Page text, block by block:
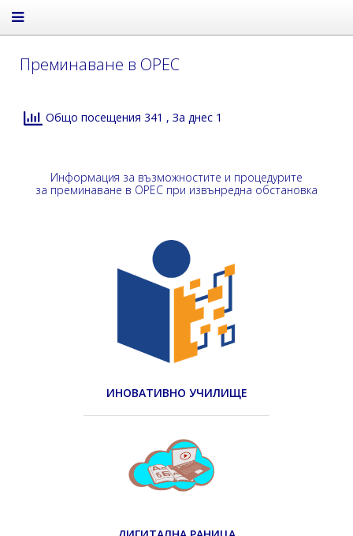
Преминаване в ОРЕС
Общо посещения 341 , За днес 1
Информация за възможностите и процедурите
за преминаване в ОРЕС при извънредна обстановка
ИНОВАТИВНО УЧИЛИЩЕ